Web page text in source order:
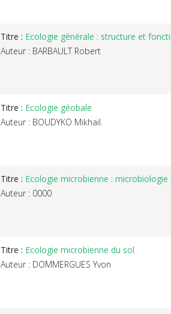
Titre : Ecologie générale : structure et
Auteur : BARBAULT Robert
Titre : Ecologie géobale
Auteur : BOUDYKO Mikhail.
Titre : Ecologie microbienne :
Auteur : 0000
Titre : Ecologie microbienne du sol
Auteur : DOMMERGUES Yvon